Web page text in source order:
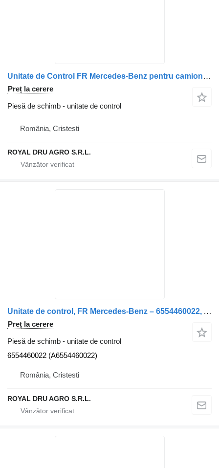
Unitate de Control FR Mercedes-Benz pentru camion VDO A0014461002 / 0014461002 / A0014461102 / 0014461102
Preț la cerere
Piesă de schimb - unitate de control
România, Cristesti
ROYAL DRU AGRO S.R.L.
Unitate de control, FR Mercedes-Benz – 6554460022, A6554460022 pentru camion VDO 461.405/002/001
Preț la cerere
Piesă de schimb - unitate de control
6554460022 (A6554460022)
România, Cristesti
ROYAL DRU AGRO S.R.L.